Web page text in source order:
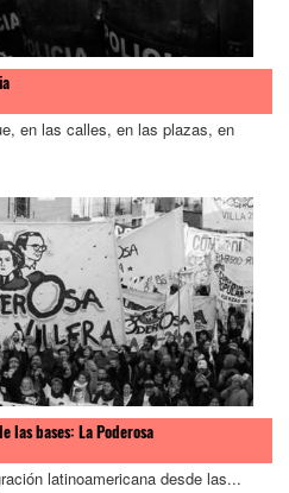
en las calles, en las plazas, en
las bases: La Poderosa
latinoamericana desde las...